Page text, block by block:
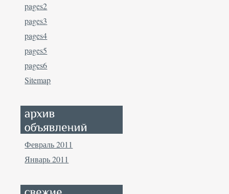
pages2
pages3
pages4
pages5
pages6
Sitemap
Февраль 2011
Январь 2011